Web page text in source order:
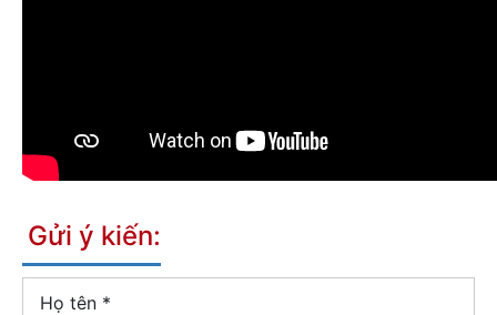
Gửi ý kiến:
Họ tên *